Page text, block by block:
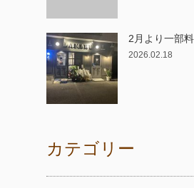
2月より一部
2026.02.18
カテゴリー